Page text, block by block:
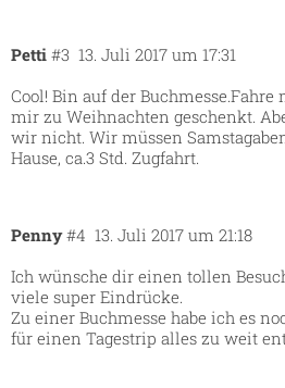
Petti 13. Juli 2017 um 17:31
#3
Cool! Bin auf der
mir zu Weihnachten geschenkt.
wir nicht. Wir müssen
Hause, ca.3 Std. Zugfahrt.
Penny 13. Juli 2017 um 21:18
#4
Ich wünsche dir einen tollen
viele super Eindrücke.
Zu einer Buchmesse habe ich es
für einen Tagestrip alles zu weit